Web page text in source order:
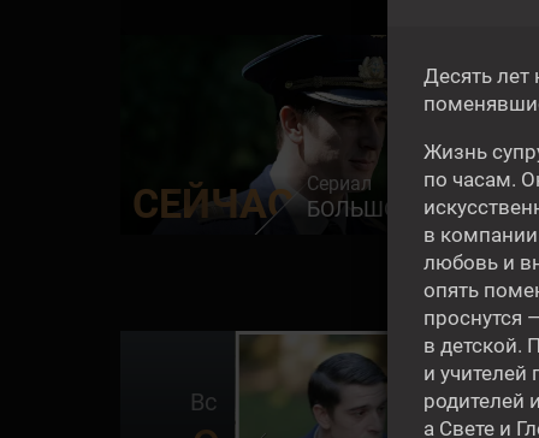
СЕЙЧАС Сериал
БОЛЬШОЕ НЕБО
Вс
Десять лет
Жизнь
по часам.
в
любовь и
опять
проснутся
в детской.
и учителей
родителей
а Свете и